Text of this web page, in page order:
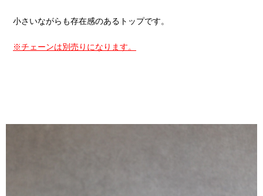
小さいながらも存在感のあるトップです。
※チェーンは別売りになります。